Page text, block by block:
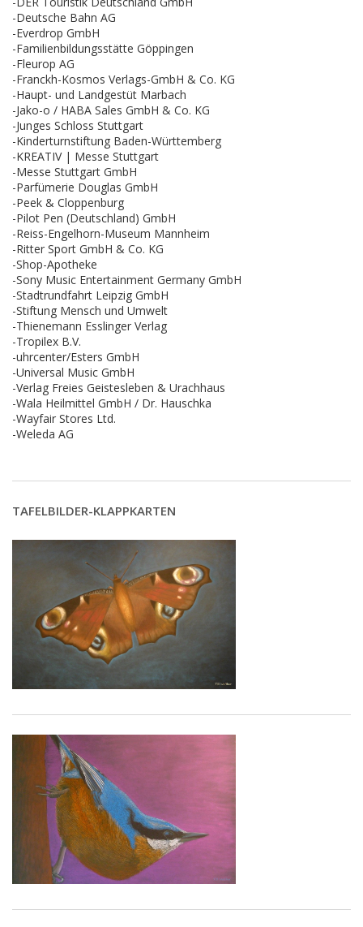
-Deutsche Bahn AG
-Everdrop GmbH
-Familienbildungsstätte Göppingen
-Fleurop AG
-Franckh-Kosmos Verlags-GmbH & Co. KG
-Haupt- und Landgestüt Marbach
-Jako-o / HABA Sales GmbH & Co. KG
-Junges Schloss Stuttgart
-Kinderturnstiftung Baden-Württemberg
-KREATIV | Messe Stuttgart
-Messe Stuttgart GmbH
-Parfümerie Douglas GmbH
-Peek & Cloppenburg
-Pilot Pen (Deutschland) GmbH
-Reiss-Engelhorn-Museum Mannheim
-Ritter Sport GmbH & Co. KG
-Shop-Apotheke
-Sony Music Entertainment Germany GmbH
-Stadtrundfahrt Leipzig GmbH
-Stiftung Mensch und Umwelt
-Thienemann Esslinger Verlag
-Tropilex B.V.
-uhrcenter/Esters GmbH
-Universal Music GmbH
-Verlag Freies Geistesleben & Urachhaus
-Wala Heilmittel GmbH / Dr. Hauschka
-Wayfair Stores Ltd.
-Weleda AG
TAFELBILDER-KLAPPKARTEN